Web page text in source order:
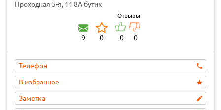
Проходная 5-я, 11 8А бутик
9 0
Отзывы
0 0
Телефон
В избранное
Заметка